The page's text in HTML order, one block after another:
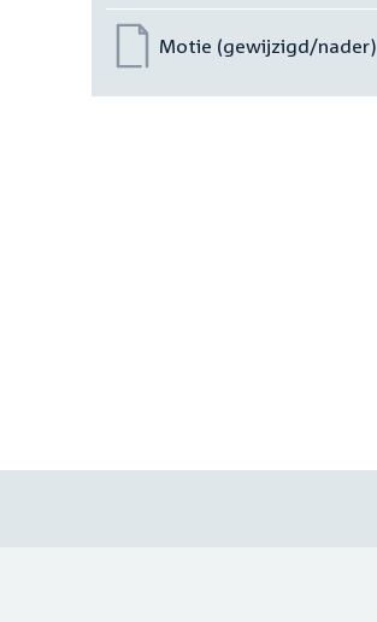
Motie (gewijzigd/nader)